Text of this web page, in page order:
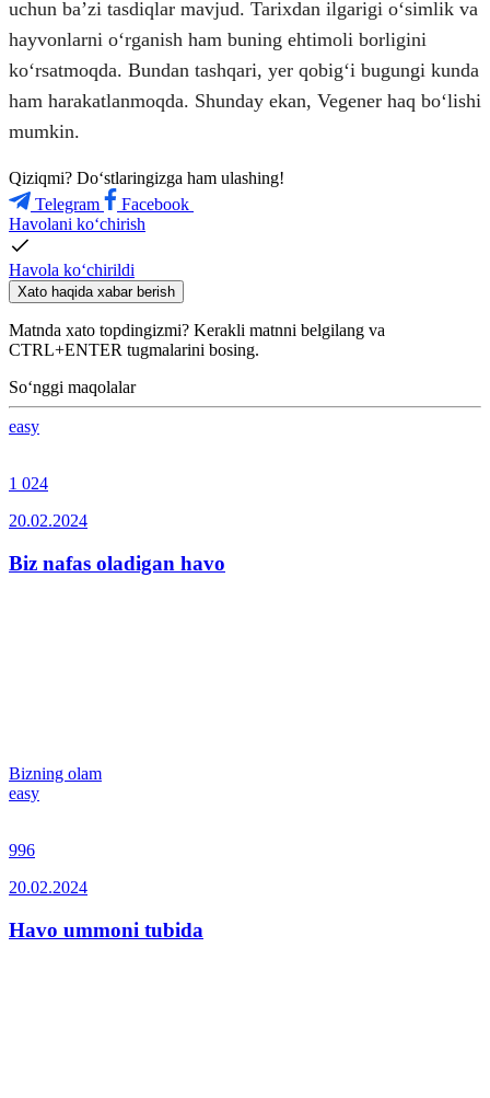
uchun baʼzi tasdiqlar mavjud. Tarixdan ilgarigi oʻsimlik va
hayvonlarni oʻrganish ham buning ehtimoli borligini
koʻrsatmoqda. Bundan tashqari, yer qobigʻi bugungi kunda
ham harakatlanmoqda. Shunday ekan, Vegener haq boʻlishi
mumkin.
Qiziqmi? Doʻstlaringizga ham ulashing!
Telegram
Facebook
Havolani ko‘chirish
Havola ko‘chirildi
Xato haqida xabar berish
Matnda xato topdingizmi? Kerakli matnni belgilang va
CTRL+ENTER tugmalarini bosing.
So‘nggi maqolalar
easy
1 024
20.02.2024
Biz nafas oladigan havo
Bizning olam
easy
996
20.02.2024
Havo ummoni tubida